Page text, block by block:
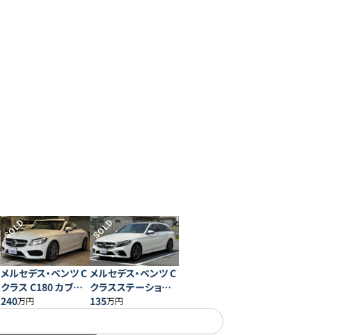
SOLD
メルセデス・ベンツ C
クラス C180 カブリ
オレスポーツ レザー
240万円
SOLD
メルセデス・ベンツ C
クラスステーション
ワゴン C200 アバン
135万円